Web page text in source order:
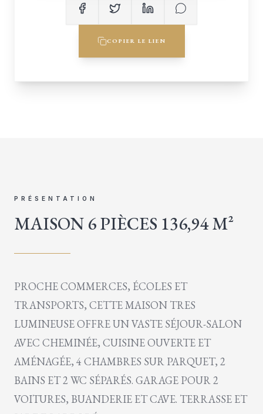
COPIER LE LIEN
PRÉSENTATION
MAISON 6 PIÈCES 136,94 M²
PROCHE COMMERCES, ÉCOLES ET
TRANSPORTS, CETTE MAISON TRES
LUMINEUSE OFFRE UN VASTE SÉJOUR-SALON
AVEC CHEMINÉE, CUISINE OUVERTE ET
AMÉNAGÉE, 4 CHAMBRES SUR PARQUET, 2
BAINS ET 2 WC SÉPARÉS. GARAGE POUR 2
VOITURES, BUANDERIE ET CAVE. TERRASSE ET